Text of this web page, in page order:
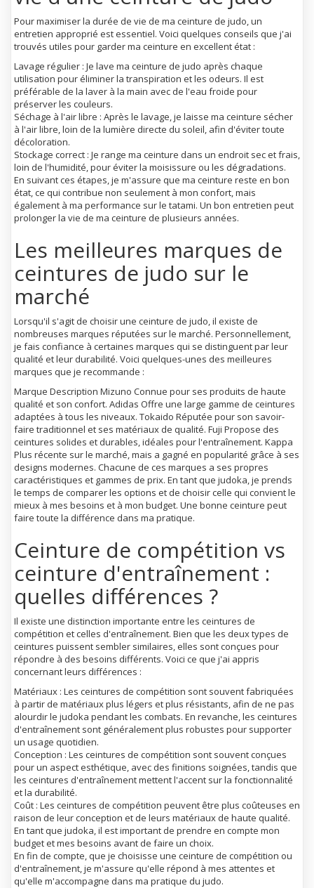
Pour maximiser la durée de vie de ma ceinture de judo, un
entretien approprié est essentiel. Voici quelques conseils que j'ai
trouvés utiles pour garder ma ceinture en excellent état :
Lavage régulier : Je lave ma ceinture de judo après chaque
utilisation pour éliminer la transpiration et les odeurs. Il est
préférable de la laver à la main avec de l'eau froide pour
préserver les couleurs.
Séchage à l'air libre : Après le lavage, je laisse ma ceinture sécher
à l'air libre, loin de la lumière directe du soleil, afin d'éviter toute
décoloration.
Stockage correct : Je range ma ceinture dans un endroit sec et frais,
loin de l'humidité, pour éviter la moisissure ou les dégradations.
En suivant ces étapes, je m'assure que ma ceinture reste en bon
état, ce qui contribue non seulement à mon confort, mais
également à ma performance sur le tatami. Un bon entretien peut
prolonger la vie de ma ceinture de plusieurs années.
Les meilleures marques de
ceintures de judo sur le
marché
Lorsqu'il s'agit de choisir une ceinture de judo, il existe de
nombreuses marques réputées sur le marché. Personnellement,
je fais confiance à certaines marques qui se distinguent par leur
qualité et leur durabilité. Voici quelques-unes des meilleures
marques que je recommande :
Marque Description Mizuno Connue pour ses produits de haute
qualité et son confort. Adidas Offre une large gamme de ceintures
adaptées à tous les niveaux. Tokaido Réputée pour son savoir-
faire traditionnel et ses matériaux de qualité. Fuji Propose des
ceintures solides et durables, idéales pour l'entraînement. Kappa
Plus récente sur le marché, mais a gagné en popularité grâce à ses
designs modernes. Chacune de ces marques a ses propres
caractéristiques et gammes de prix. En tant que judoka, je prends
le temps de comparer les options et de choisir celle qui convient le
mieux à mes besoins et à mon budget. Une bonne ceinture peut
faire toute la différence dans ma pratique.
Ceinture de compétition vs
ceinture d'entraînement :
quelles différences ?
Il existe une distinction importante entre les ceintures de
compétition et celles d'entraînement. Bien que les deux types de
ceintures puissent sembler similaires, elles sont conçues pour
répondre à des besoins différents. Voici ce que j'ai appris
concernant leurs différences :
Matériaux : Les ceintures de compétition sont souvent fabriquées
à partir de matériaux plus légers et plus résistants, afin de ne pas
alourdir le judoka pendant les combats. En revanche, les ceintures
d'entraînement sont généralement plus robustes pour supporter
un usage quotidien.
Conception : Les ceintures de compétition sont souvent conçues
pour un aspect esthétique, avec des finitions soignées, tandis que
les ceintures d'entraînement mettent l'accent sur la fonctionnalité
et la durabilité.
Coût : Les ceintures de compétition peuvent être plus coûteuses en
raison de leur conception et de leurs matériaux de haute qualité.
En tant que judoka, il est important de prendre en compte mon
budget et mes besoins avant de faire un choix.
En fin de compte, que je choisisse une ceinture de compétition ou
d'entraînement, je m'assure qu'elle répond à mes attentes et
qu'elle m'accompagne dans ma pratique du judo.